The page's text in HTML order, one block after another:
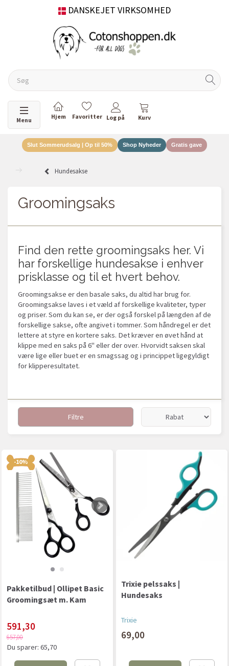
DANSKEJET VIRKSOMHED
Skifte navigation
Menu
Slut Sommerudsalg | Op til 50% Shop Nyheder Gratis gave
Hundesakse
Groomingsaks
Find den rette groomingsaks her. Vi
har forskellige hundesakse i enhver
prisklasse og til et hvert behov.
Groomingsakse er den basale saks, du altid har brug for.
Groomingsakse laves i et væld af forskellige kvaliteter, typer
og priser. Som du kan se, er der også forskel på længden af de
forskellige sakse, ofte angivet i tommer. Som håndregel er det
lettere at styre en kortere saks. Det kræver en øvet hånd at
klippe med en saks på 6" eller der over. Hvorvidt saksen skal
være lige eller buet er en smagssag og i princippet ligegyldigt
for klipperesultatet.
Filtre
-10%
Pakketilbud | Ollipet Basic
Groomingsæt m. Kam
591,30
657,00
Du sparer: 65,70
Trixie pelssaks |
Hundesaks
Trixie
69,00